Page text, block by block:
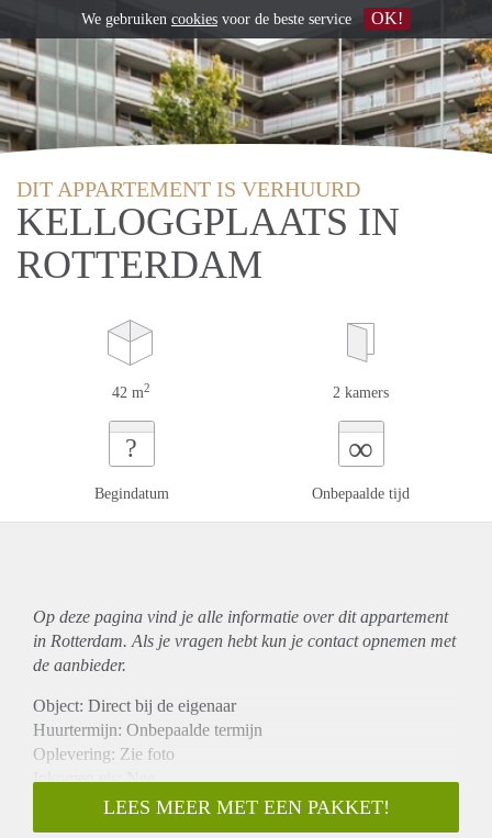
DIT APPARTEMENT IS VERHUURD
KELLOGGPLAATS IN
ROTTERDAM
42 m2 2 kamers
?
Begindatum
∞
Onbepaalde tijd
Op deze pagina vind je alle informatie over ditappartement
in Rotterdam. Als je vragen hebt kun je contact opnemen met
de aanbieder.
Object: Direct bij de eigenaar
Huurtermijn: Onbepaalde termijn
Oplevering: Zie foto
Inkomen eis: Nee
Garantiestelling mogelijk: Nee
Borg: 1 Maand
LEES MEER MET EEN PAKKET!
We gebruiken cookies voor de beste service OK!